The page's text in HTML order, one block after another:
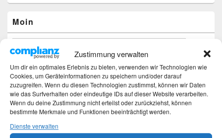
Zustimmung verwalten
Um dir ein optimales Erlebnis zu bieten, verwenden wir Technologien wie
Cookies, um Geräteinformationen zu speichern und/oder darauf
zuzugreifen. Wenn du diesen Technologien zustimmst, können wir Daten
wie das Surfverhalten oder eindeutige IDs auf dieser Website verarbeiten.
Wenn du deine Zustimmung nicht erteilst oder zurückziehst, können
bestimmte Merkmale und Funktionen beeinträchtigt werden.
Dienste verwalten
Seitenleisten-
Widgetbereich
Moin